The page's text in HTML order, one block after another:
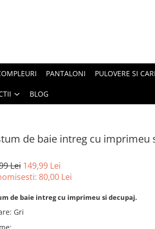
PANTALONI PULOVERE SI
BLOG
de baie intreg cu imprimeu
Lei 149,99 Lei
80,00 Lei
de baie intreg cu imprimeu si decupaj.
: Gri